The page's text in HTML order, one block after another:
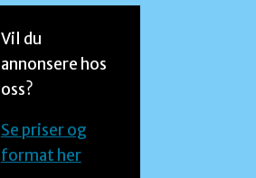
Vil du
annonsere hos
oss?
Se priser og
format her